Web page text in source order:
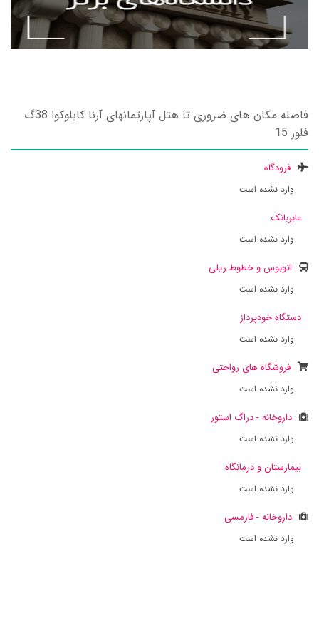
فاصله مکان های ضروری تا هتل آپارتمانهای آرنا کابلوکوا 38گ
فلور 15
فرودگاه
وارد نشده است
عابربانک
وارد نشده است
اتوبوس و خطوط ریلی
وارد نشده است
دستگاه خودپرداز
وارد نشده است
فروشگاه های رواحتی
وارد نشده است
داروخانه - دراگ استور
وارد نشده است
بیمارستان و درمانگاه
وارد نشده است
داروخانه - فارمسی
وارد نشده است